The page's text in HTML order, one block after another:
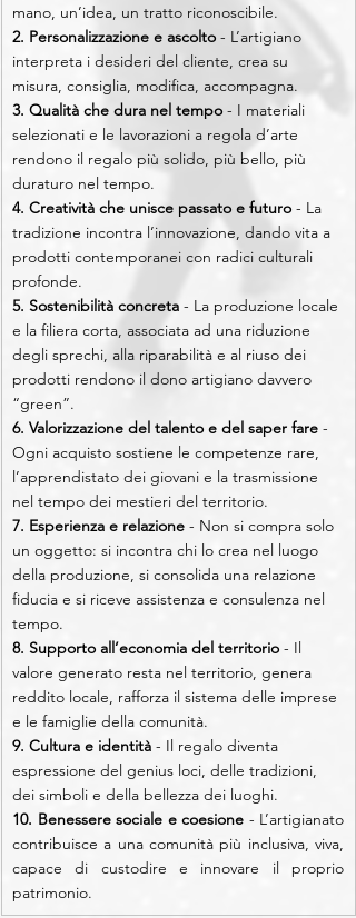
mano, un’idea, un tratto riconoscibile.
2. Personalizzazione e ascolto - L’artigiano
interpreta i desideri del cliente, crea su
misura, consiglia, modifica, accompagna.
3. Qualità che dura nel tempo - I materiali
selezionati e le lavorazioni a regola d’arte
rendono il regalo più solido, più bello, più
duraturo nel tempo.
4. Creatività che unisce passato e futuro - La
tradizione incontra l’innovazione, dando vita a
prodotti contemporanei con radici culturali
profonde.
5. Sostenibilità concreta - La produzione locale
e la filiera corta, associata ad una riduzione
degli sprechi, alla riparabilità e al riuso dei
prodotti rendono il dono artigiano davvero
“green”.
6. Valorizzazione del talento e del saper fare -
Ogni acquisto sostiene le competenze rare,
l’apprendistato dei giovani e la trasmissione
nel tempo dei mestieri del territorio.
7. Esperienza e relazione - Non si compra solo
un oggetto: si incontra chi lo crea nel luogo
della produzione, si consolida una relazione
fiducia e si riceve assistenza e consulenza nel
tempo.
8. Supporto all’economia del territorio - Il
valore generato resta nel territorio, genera
reddito locale, rafforza il sistema delle imprese
e le famiglie della comunità.
9. Cultura e identità - Il regalo diventa
espressione del genius loci, delle tradizioni,
dei simboli e della bellezza dei luoghi.
10. Benessere sociale e coesione - L’artigianato
contribuisce a una comunità più inclusiva, viva,
capace di custodire e innovare il proprio
patrimonio.